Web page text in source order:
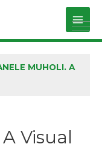
Main
MUHOLI. A
Visual